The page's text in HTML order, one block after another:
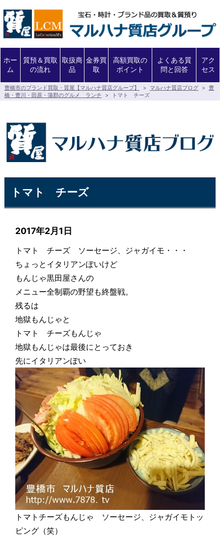
ホー
ム
質預＆買取
の流れ
取扱商
品
金券買
取
高額買取の
ポイント
よくある質
問と回答
アク
セス
豊橋市のブランド買取・質屋【マルハナ質店グループ】 > マルハナ質店ブログ >
豊
橋・豊川・田原・蒲郡のグルメ ランチ
> トマト チーズ
トマト チーズ
2017年2月1日
トマト チーズ ソーセージ、ジャガイモ・・・
ちょっとイタリアンぽいけど
もんじゃ黒田屋さんの
メニュー全制覇の野望も終盤戦。
残るは
地獄もんじゃと
トマト チーズもんじゃ
地獄もんじゃは最後にとっておき
先にイタリアンぽい
トマトチーズもんじゃ ソーセージ、ジャガイモトッ
ピング（笑）